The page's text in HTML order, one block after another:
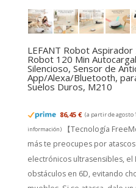
LEFANT Robot
Robot 120 Min
Silencioso, Sensor de
App/Alexa/Bluetooth,
Suelos Duros, M210
86,45 € (a partir de agosto
información)
【Tecnología
más te preocupes por
electrónicos ultrasensibles, el
obstáculos en 6D, evitando